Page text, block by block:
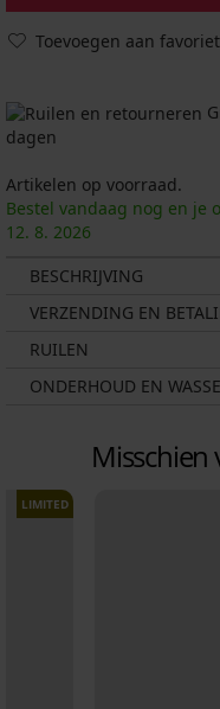
Toevoegen aan
dagen
Artikelen op voorraad.
Bestel vandaag nog en je
12. 8. 2026
BESCHRIJVING
VERZENDING EN
RUILEN
ONDERHOUD EN
LIMITED